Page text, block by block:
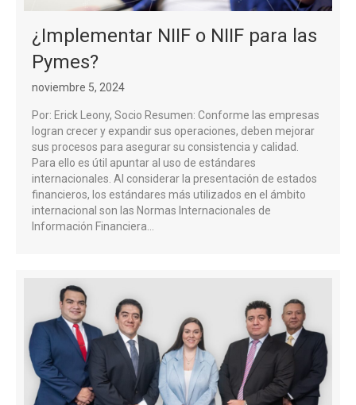
¿Implementar NIIF o NIIF para las
Pymes?
noviembre 5, 2024
Por: Erick Leony, Socio Resumen: Conforme las empresas
logran crecer y expandir sus operaciones, deben mejorar
sus procesos para asegurar su consistencia y calidad.
Para ello es útil apuntar al uso de estándares
internacionales. Al considerar la presentación de estados
financieros, los estándares más utilizados en el ámbito
internacional son las Normas Internacionales de
Información Financiera…